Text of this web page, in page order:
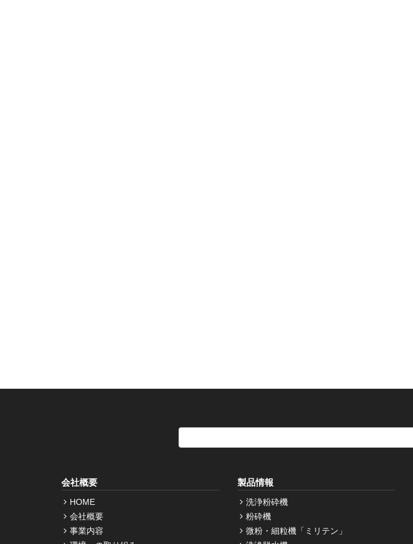
会社概要
HOME
会社概要
事業内容
製品情報
洗浄粉砕機
粉砕機
微粉・細粒機「ミリテン」